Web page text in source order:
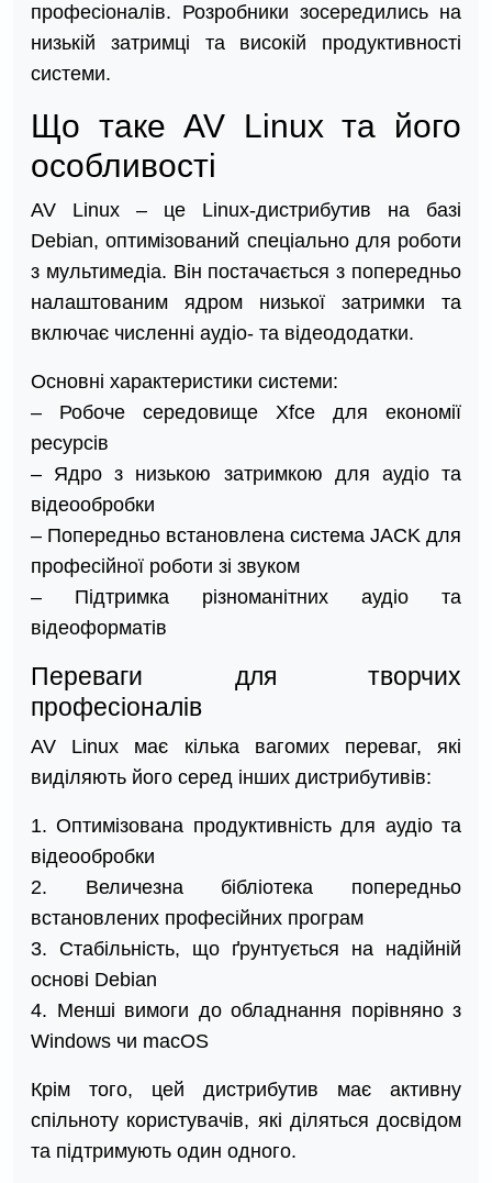
професіоналів. Розробники зосередились на
низькій затримці та високій продуктивності
системи.
Що таке AV Linux та його
особливості
AV Linux – це Linux-дистрибутив на базі
Debian, оптимізований спеціально для роботи
з мультимедіа. Він постачається з попередньо
налаштованим ядром низької затримки та
включає численні аудіо- та відеододатки.
Основні характеристики системи:
– Робоче середовище Xfce для економії
ресурсів
– Ядро з низькою затримкою для аудіо та
відеообробки
– Попередньо встановлена система JACK для
професійної роботи зі звуком
– Підтримка різноманітних аудіо та
відеоформатів
Переваги для творчих
професіоналів
AV Linux має кілька вагомих переваг, які
виділяють його серед інших дистрибутивів:
1. Оптимізована продуктивність для аудіо та
відеообробки
2. Величезна бібліотека попередньо
встановлених професійних програм
3. Стабільність, що ґрунтується на надійній
основі Debian
4. Менші вимоги до обладнання порівняно з
Windows чи macOS
Крім того, цей дистрибутив має активну
спільноту користувачів, які діляться досвідом
та підтримують один одного.